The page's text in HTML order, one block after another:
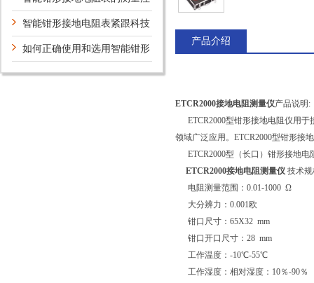
意点智能钳形接地电阻表紧跟科技
发展，安全有保障
如何正确使用和选用智能钳形
接地电阻表
产品介绍
ETCR2000接地电阻测量仪产品说明:
ETCR2000型钳形接地电阻仪用于
领域广泛应用。ETCR2000型钳形接
ETCR2000型（长口）钳形接地电
ETCR2000接地电阻测量仪 技术
电阻测量范围：0.01-1000 Ω
大分辨力：0.001欧
钳口尺寸：65Χ32 mm
钳口开口尺寸：28 mm
工作温度：-10℃-55℃
工作湿度：相对湿度：10％-90％